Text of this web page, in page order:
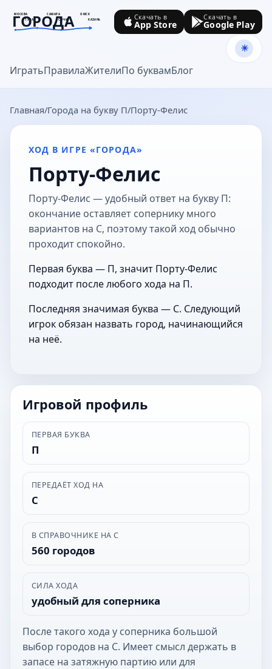
МОСКВА САМАРА
ОМСК
ТУЛА
СОЧИ КАЗАНЬ
ГОРОДА
goroda-na.ru
ИгратьПравилаЖителиПо буквамБлог
Скачать в
App Store
Скачать в
Google Play
Главная Города на букву П Порту-Фелис
ХОД В ИГРЕ «ГОРОДА»
Порту-Фелис
Порту-Фелис — удобный ответ на букву П:
окончание оставляет сопернику много
вариантов на С, поэтому такой ход обычно
проходит спокойно.
Первая буква — П, значит Порту-Фелис
подходит после любого хода на П.
Последняя значимая буква — С. Следующий
игрок обязан назвать город, начинающийся
на неё.
Игровой профиль
ПЕРВАЯ БУКВА
П
ПЕРЕДАЁТ ХОД НА
С
В СПРАВОЧНИКЕ НА С
560 городов
СИЛА ХОДА
удобный для соперника
После такого хода у соперника большой
выбор городов на С. Имеет смысл держать в
запасе на затяжную партию или для